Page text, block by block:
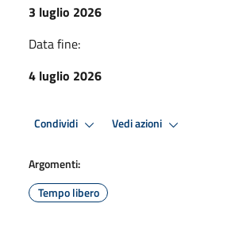
3 luglio 2026
Data fine:
4 luglio 2026
Condividi Vedi azioni
Argomenti:
Tempo libero